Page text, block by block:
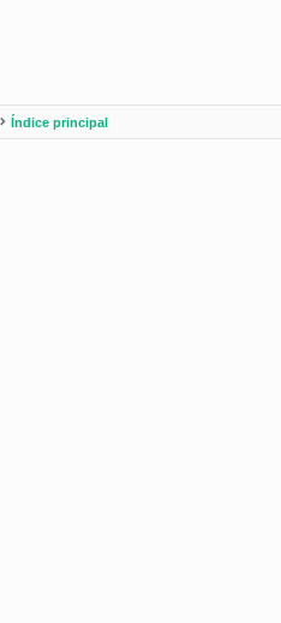
Índice principal